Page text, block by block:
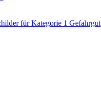
für Kategorie 1 Gefahrgut